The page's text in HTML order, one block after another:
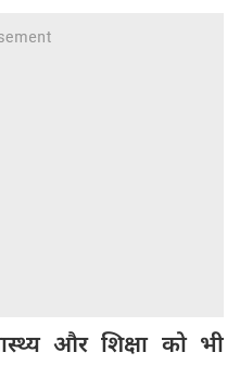
और शिक्षा को भी